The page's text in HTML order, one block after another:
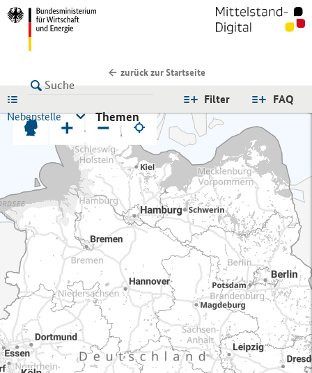
zurück zur Startseite
FAQ
Filter
Nebenstelle
Themen
+ −